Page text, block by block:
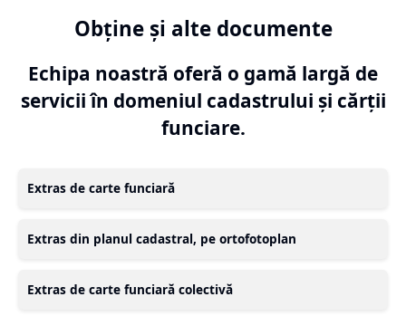
Obține și alte documente
Echipa noastră oferă o gamă largă de
servicii în domeniul cadastrului și cărții
funciare.
Extras de carte funciară
Extras din planul cadastral, pe ortofotoplan
Extras de carte funciară colectivă